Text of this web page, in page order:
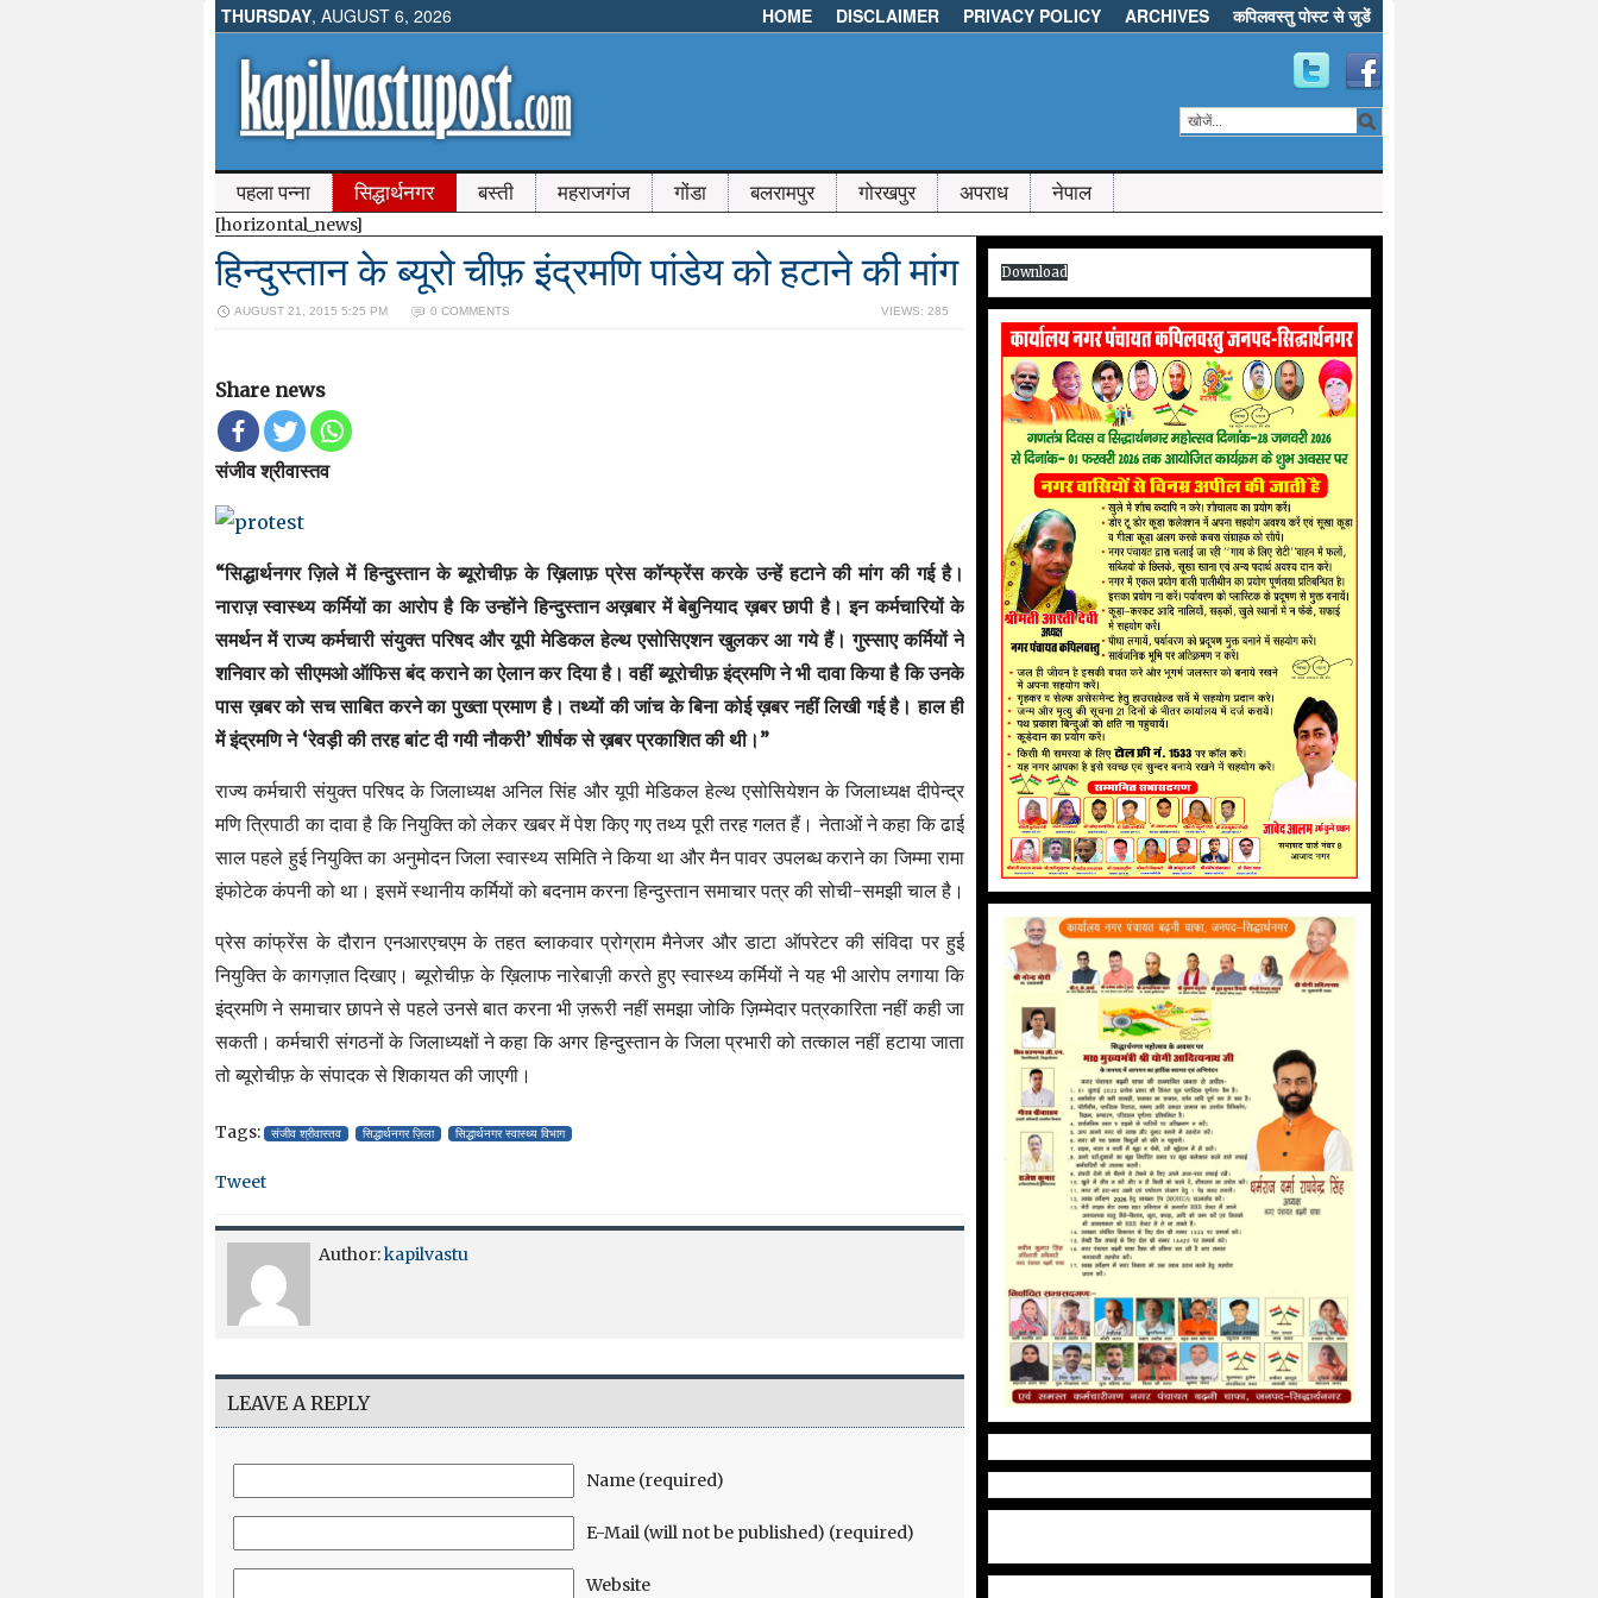
THURSDAY, AUGUST 6, 2026 HOME DISCLAIMER PRIVACY POLICY ARCHIVES कपिलवस्तु पोस्ट से जुडें
पहला पन्ना सिद्धार्थनगर बस्ती महराजगंज गोंडा बलरामपुर गोरखपुर अपराध नेपाल
[horizontal_news]
हिन्दुस्तान के ब्यूरो चीफ़ इंद्रमणि पांडेय को हटाने की मांग
AUGUST 21, 2015 5:25 PM 0 COMMENTS VIEWS: 285
Share news
संजीव श्रीवास्तव
“सिद्धार्थनगर ज़िले में हिन्दुस्तान के ब्यूरोचीफ़ के ख़िलाफ़ प्रेस कॉन्फ्रेंस करके उन्हें हटाने की मांग की गई है।
नाराज़ स्वास्थ्य कर्मियों का आरोप है कि उन्होंने हिन्दुस्तान अख़बार में बेबुनियाद ख़बर छापी है। इन कर्मचारियों के
समर्थन में राज्य कर्मचारी संयुक्त परिषद और यूपी मेडिकल हेल्थ एसोसिएशन खुलकर आ गये हैं। गुस्साए कर्मियों ने
शनिवार को सीएमओ ऑफिस बंद कराने का ऐलान कर दिया है। वहीं ब्यूरोचीफ़ इंद्रमणि ने भी दावा किया है कि उनके
पास ख़बर को सच साबित करने का पुख्ता प्रमाण है। तथ्यों की जांच के बिना कोई ख़बर नहीं लिखी गई है। हाल ही
में इंद्रमणि ने ‘रेवड़ी की तरह बांट दी गयी नौकरी’ शीर्षक से ख़बर प्रकाशित की थी।”
राज्य कर्मचारी संयुक्त परिषद के जिलाध्यक्ष अनिल सिंह और यूपी मेडिकल हेल्थ एसोसियेशन के जिलाध्यक्ष दीपेन्द्र
मणि त्रिपाठी का दावा है कि नियुक्ति को लेकर खबर में पेश किए गए तथ्य पूरी तरह गलत हैं। नेताओं ने कहा कि ढाई
साल पहले हुई नियुक्ति का अनुमोदन जिला स्वास्थ्य समिति ने किया था और मैन पावर उपलब्ध कराने का जिम्मा रामा
इंफोटेक कंपनी को था। इसमें स्थानीय कर्मियों को बदनाम करना हिन्दुस्तान समाचार पत्र की सोची-समझी चाल है।
प्रेस कांफ्रेंस के दौरान एनआरएचएम के तहत ब्लाकवार प्रोग्राम मैनेजर और डाटा ऑपरेटर की संविदा पर हुई
नियुक्ति के कागज़ात दिखाए। ब्यूरोचीफ़ के ख़िलाफ नारेबाज़ी करते हुए स्वास्थ्य कर्मियों ने यह भी आरोप लगाया कि
इंद्रमणि ने समाचार छापने से पहले उनसे बात करना भी ज़रूरी नहीं समझा जोकि ज़िम्मेदार पत्रकारिता नहीं कही जा
सकती। कर्मचारी संगठनों के जिलाध्यक्षों ने कहा कि अगर हिन्दुस्तान के जिला प्रभारी को तत्काल नहीं हटाया जाता
तो ब्यूरोचीफ़ के संपादक से शिकायत की जाएगी।
Tags: संजीव श्रीवास्तव सिद्धार्थनगर ज़िला सिद्धार्थनगर स्वास्थ्य विभाग
Tweet
Author:kapilvastu
LEAVE A REPLY
Name (required)
E-Mail (will not be published) (required)
Website
Download